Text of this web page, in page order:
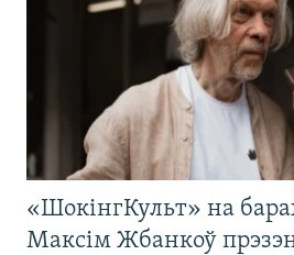
«ШокінгКульт» на
Максім Жбанкоў